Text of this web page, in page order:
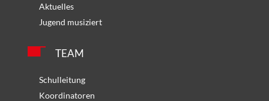
Aktuelles
Jugend musiziert
TEAM
Schulleitung
Koordinatoren